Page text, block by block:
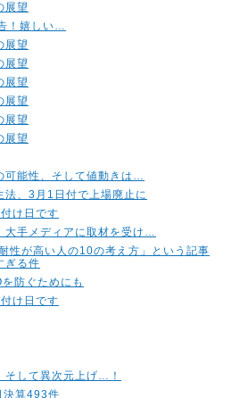
展望
！嬉しい…
展望
展望
展望
展望
展望
展望
可能性、そして値動きは…
法、3月1日付で上場廃止に
け日です
大手メディアに取材を受け…
性が高い人の10の考え方」という記事
ぎる件
防ぐためにも
け日です
そして異次元上げ…！
決算493件